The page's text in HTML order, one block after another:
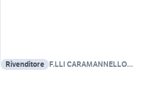
Rivenditore F.LLI CARAMANNELLO